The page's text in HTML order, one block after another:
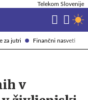
za jutri Finančni nasveti
Telekom Slovenije
v